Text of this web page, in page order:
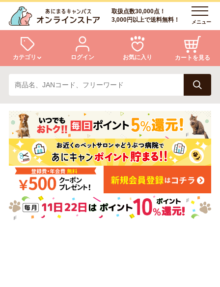
取扱点数30,000点！
3,000円以上で送料無料！
メニュー
カテゴリ
犬 猫
小動物・鳥 アクア・爬虫類・昆虫
ドッグフード キャットフード
美容・ケア用品 服・おさんぽ用品
ログイン お気に入り カートを見る
ログイン
会員登録
あにまるキャンパスについて
アフターサービス
商品リクエスト